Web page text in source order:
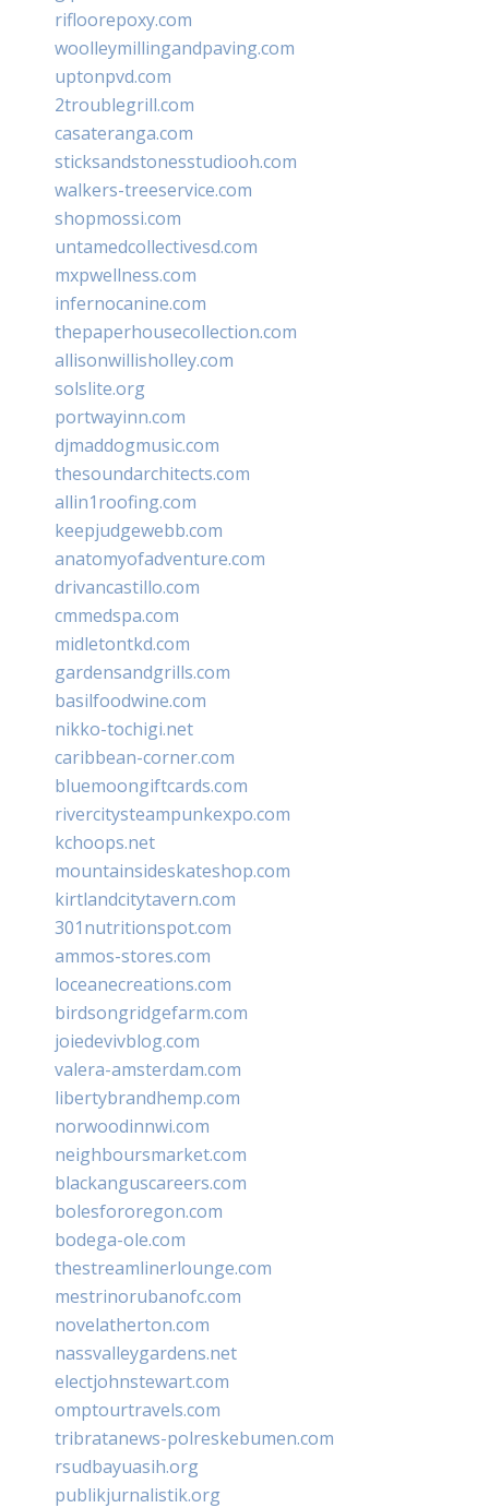
rifloorepoxy.com
woolleymillingandpaving.com
uptonpvd.com
2troublegrill.com
casateranga.com
sticksandstonesstudiooh.com
walkers-treeservice.com
shopmossi.com
untamedcollectivesd.com
mxpwellness.com
infernocanine.com
thepaperhousecollection.com
allisonwillisholley.com
solslite.org
portwayinn.com
djmaddogmusic.com
thesoundarchitects.com
allin1roofing.com
keepjudgewebb.com
anatomyofadventure.com
drivancastillo.com
cmmedspa.com
midletontkd.com
gardensandgrills.com
basilfoodwine.com
nikko-tochigi.net
caribbean-corner.com
bluemoongiftcards.com
rivercitysteampunkexpo.com
kchoops.net
mountainsideskateshop.com
kirtlandcitytavern.com
301nutritionspot.com
ammos-stores.com
loceanecreations.com
birdsongridgefarm.com
joiedevivblog.com
valera-amsterdam.com
libertybrandhemp.com
norwoodinnwi.com
neighboursmarket.com
blackanguscareers.com
bolesfororegon.com
bodega-ole.com
thestreamlinerlounge.com
mestrinorubanofc.com
novelatherton.com
nassvalleygardens.net
electjohnstewart.com
omptourtravels.com
tribratanews-polreskebumen.com
rsudbayuasih.org
publikjurnalistik.org